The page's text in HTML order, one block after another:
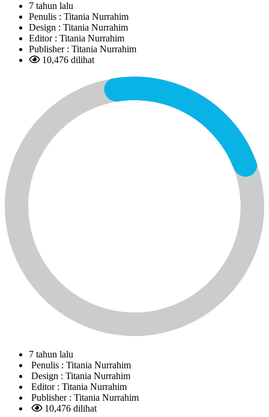
7 tahun lalu
Penulis : Titania Nurrahim
Design : Titania Nurrahim
Editor : Titania Nurrahim
Publisher : Titania Nurrahim
10,476 dilihat
7 tahun lalu
Penulis : Titania Nurrahim
Design : Titania Nurrahim
Editor : Titania Nurrahim
Publisher : Titania Nurrahim
10,476 dilihat